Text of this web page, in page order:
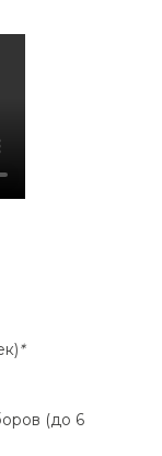
*
(до 6